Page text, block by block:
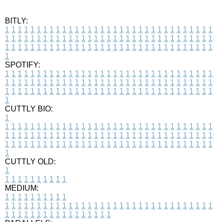
BITLY:
1 1 1 1 1 1 1 1 1 1 1 1 1 1 1 1 1 1 1 1 1 1 1 1 1 1 1 1 1 1 1 1 1
1 1 1 1 1 1 1 1 1 1 1 1 1 1 1 1 1 1 1 1 1 1 1 1 1 1 1 1 1 1 1 1 1
1 1 1 1 1 1 1 1 1 1 1 1 1 1 1 1 1 1 1 1 1 1 1 1 1 1 1 1 1 1 1 1 1
1
SPOTIFY:
1 1 1 1 1 1 1 1 1 1 1 1 1 1 1 1 1 1 1 1 1 1 1 1 1 1 1 1 1 1 1 1 1
1 1 1 1 1 1 1 1 1 1 1 1 1 1 1 1 1 1 1 1 1 1 1 1 1 1 1 1 1 1 1 1 1
1 1 1 1 1 1 1 1 1 1 1 1 1 1 1 1 1 1 1 1 1 1 1 1 1 1 1 1 1 1 1 1 1
1
CUTTLY BIO:
1
1 1 1 1 1 1 1 1 1 1 1 1 1 1 1 1 1 1 1 1 1 1 1 1 1 1 1 1 1 1 1 1 1
1 1 1 1 1 1 1 1 1 1 1 1 1 1 1 1 1 1 1 1 1 1 1 1 1 1 1 1 1 1 1 1 1
1 1 1 1 1 1 1 1 1 1 1 1 1 1 1 1 1 1 1 1 1 1 1 1 1 1 1 1 1 1 1 1 1
1
CUTTLY OLD:
1
1 1 1 1 1 1 1 1 1 1
MEDIUM:
1 1 1 1 1 1 1 1 1 1
1 1 1 1 1 1 1 1 1 1 1 1 1 1 1 1 1 1 1 1 1 1 1 1 1 1 1 1 1 1 1 1 1
1 1 1 1 1 1 1 1 1 1 1 1 1 1 1 1 1